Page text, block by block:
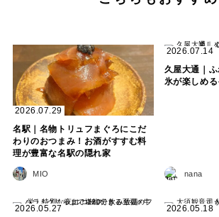
2026.07.29
名駅｜名物トリュフまぐろにこだ
わりのおつまみ！お酒がすすむ料
理が豊富な名駅の隠れ家
MIO
2026.07.14
久屋大通｜
氷が楽しめ
nana
2026.05.27
2026.05.18